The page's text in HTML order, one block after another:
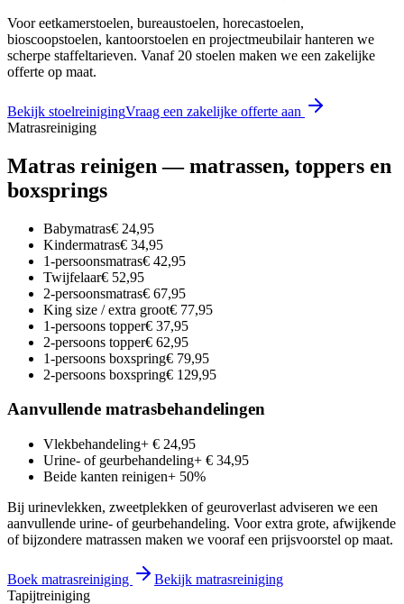
Voor eetkamerstoelen, bureaustoelen, horecastoelen,
bioscoopstoelen, kantoorstoelen en projectmeubilair hanteren we
scherpe staffeltarieven. Vanaf 20 stoelen maken we een zakelijke
offerte op maat.
Bekijk stoelreinigingVraag een zakelijke offerte aan
Matrasreiniging
Matras reinigen — matrassen, toppers en
boxsprings
Babymatras€ 24,95
Kindermatras€ 34,95
1-persoonsmatras€ 42,95
Twijfelaar€ 52,95
2-persoonsmatras€ 67,95
King size / extra groot€ 77,95
1-persoons topper€ 37,95
2-persoons topper€ 62,95
1-persoons boxspring€ 79,95
2-persoons boxspring€ 129,95
Aanvullende matrasbehandelingen
Vlekbehandeling+ € 24,95
Urine- of geurbehandeling+ € 34,95
Beide kanten reinigen+ 50%
Bij urinevlekken, zweetplekken of geuroverlast adviseren we een
aanvullende urine- of geurbehandeling. Voor extra grote, afwijkende
of bijzondere matrassen maken we vooraf een prijsvoorstel op maat.
Boek matrasreiniging
Bekijk matrasreiniging
Tapijtreiniging